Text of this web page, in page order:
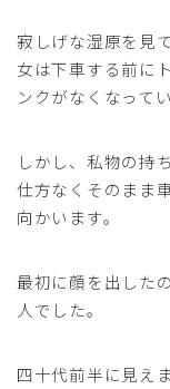
寂しげな湿原を見
女は下車する前に
ンクがなくなって
しかし、私物の持
仕方なくそのまま
向かいます。
最初に顔を出した
人でした。
四十代前半に見え